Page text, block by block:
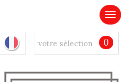
votre sélection 0